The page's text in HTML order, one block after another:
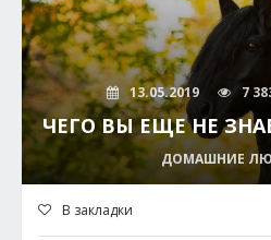
13.05.2019 7
ЧЕГО ВЫ ЕЩЕ НЕ
ДОМАШНИЕ
В закладки